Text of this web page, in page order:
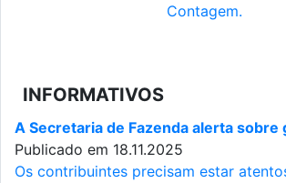
Contagem.
INFORMATIVOS
A Secretaria de Fazenda alerta sobre
Publicado em 18.11.2025
Os contribuintes precisam estar